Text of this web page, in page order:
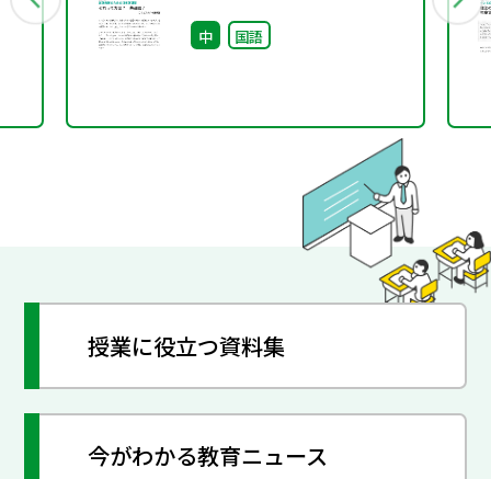
言？ 共通語？
中 国語
授業に役立つ資料集
今がわかる教育ニュース